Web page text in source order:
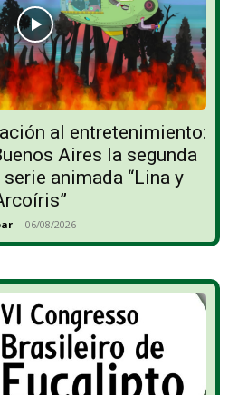
al entretenimiento:
Aires la segunda
animada “Lina y
- 06/08/2026